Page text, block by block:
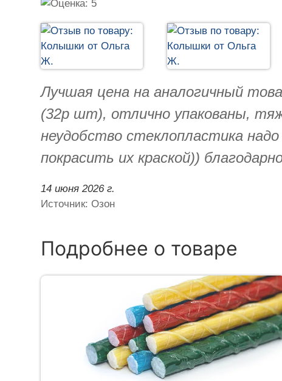
Лучшая цена на аналогичный
(32р шт), отлично упакованы,
неудобство стеклопластика
покрасить их краской))
14 июня 2026 г.
Источник: Озон
Подробнее о товаре